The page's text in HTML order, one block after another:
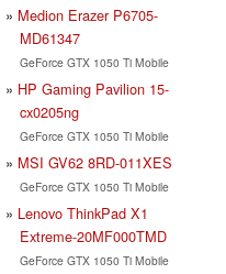
Medion Erazer P6705-
MD61347
GeForce GTX 1050 Ti Mobile
HP Gaming Pavilion 15-
cx0205ng
GeForce GTX 1050 Ti Mobile
MSI GV62 8RD-011XES
GeForce GTX 1050 Ti Mobile
Lenovo ThinkPad X1
Extreme-20MF000TMD
GeForce GTX 1050 Ti Mobile